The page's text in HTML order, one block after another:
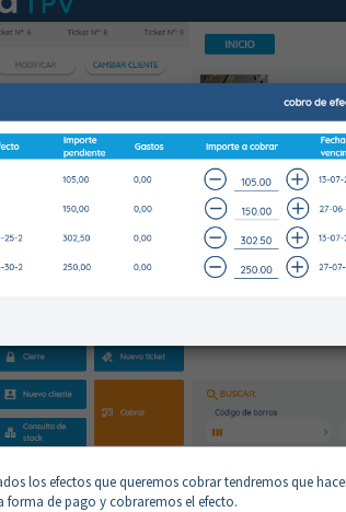
los efectos que queremos cobrar tendremos que
forma de pago y cobraremos el efecto.